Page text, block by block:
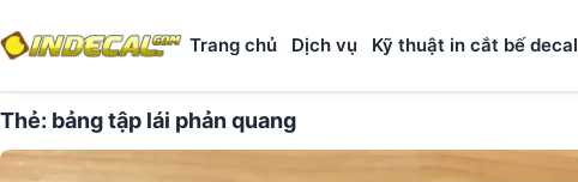
Trang chủ Dịch vụ Kỹ thuật in cắt bế decal
Thẻ: bảng tập lái phản quang